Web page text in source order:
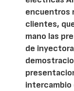
encuentros
clientes,
mano las
de
intercambio